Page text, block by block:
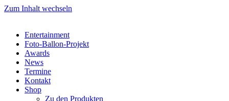
Zum Inhalt wechseln
Entertainment
Foto-Ballon-Projekt
Awards
News
Termine
Kontakt
Shop
Zu den Produkten